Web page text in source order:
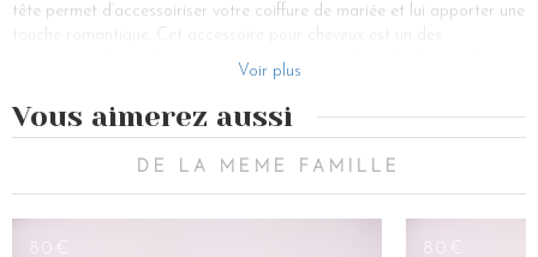
tête permet d’accessoiriser votre coiffure de mariée et lui apporter une
accessoires de mode que nous avons revisités. Parmi les bijoux de
cheveux il est devenu un accessoire indispensable en 2020, ce bijou de
cheveux permet de sublimer aussi bien une coiffure de soirée qu’une
coiffure de mariage.
Vous pouvez porter des barrettes pour remplacer un chouchou ou des
élastiques et parer vos cheveux d’un accessoire coloré. La barrette est
un accessoire de coiffure qui peut agrémenter toutes les coiffures, sur
cheveux courts comme sur cheveux longs. Ce bijou de tête peut être
Voir plus
Vous aimerez aussi
DE LA MEME FAMILLE
80€ 80€